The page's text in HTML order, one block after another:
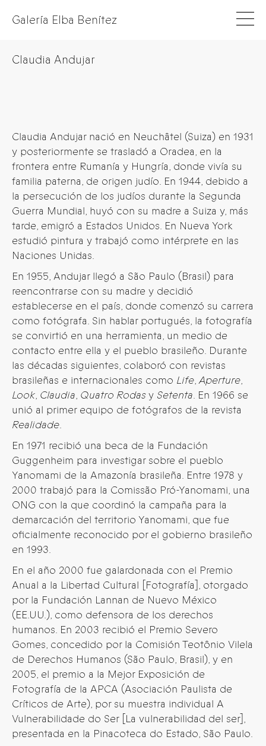
Galería Elba Benítez
Claudia Andujar
Claudia Andujar nació en Neuchâtel (Suiza) en 1931
y posteriormente se trasladó a Oradea, en la
frontera entre Rumanía y Hungría, donde vivía su
familia paterna, de origen judío. En 1944, debido a
la persecución de los judíos durante la Segunda
Guerra Mundial, huyó con su madre a Suiza y, más
tarde, emigró a Estados Unidos. En Nueva York
estudió pintura y trabajó como intérprete en las
Naciones Unidas.
En 1955, Andujar llegó a São Paulo (Brasil) para
reencontrarse con su madre y decidió
establecerse en el país, donde comenzó su carrera
como fotógrafa. Sin hablar portugués, la fotografía
se convirtió en una herramienta, un medio de
contacto entre ella y el pueblo brasileño. Durante
las décadas siguientes, colaboró con revistas
brasileñas e internacionales como Life,Aperture,
Look, Claudia, Quatro Rodasy Setenta. En 1966 se
unió al primer equipo de fotógrafos de la revista
Realidade.
En 1971 recibió una beca de la Fundación
Guggenheim para investigar sobre el pueblo
Yanomami de la Amazonía brasileña. Entre 1978 y
2000 trabajó para la Comissão Pró-Yanomami, una
ONG con la que coordinó la campaña para la
demarcación del territorio Yanomami, que fue
oficialmente reconocido por el gobierno brasileño
en 1993.
En el año 2000 fue galardonada con el Premio
Anual a la Libertad Cultural [Fotografía], otorgado
por la Fundación Lannan de Nuevo México
(EE.UU.), como defensora de los derechos
humanos. En 2003 recibió el Premio Severo
Gomes, concedido por la Comisión Teotônio Vilela
de Derechos Humanos (São Paulo, Brasil), y en
2005, el premio a la Mejor Exposición de
Fotografía de la APCA (Asociación Paulista de
Críticos de Arte), por su muestra individual A
Vulnerabilidade do Ser [La vulnerabilidad del ser],
presentada en la Pinacoteca do Estado, São Paulo.